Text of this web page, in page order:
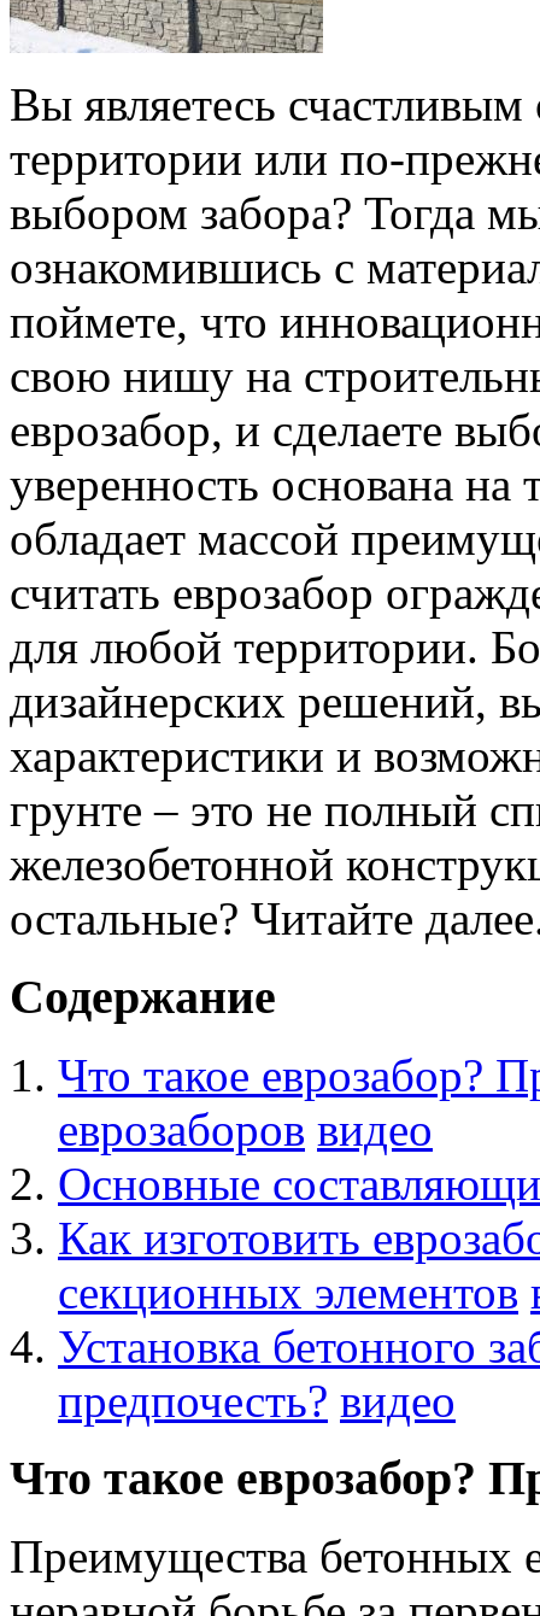
Вы являетесь счастливым
территории или по-
выбором забора? Тогда
ознакомившись с
поймете, что
свою нишу на
еврозабор, и сделаете
уверенность основана
обладает массой
считать еврозабор
для любой территории.
дизайнерских решений,
характеристики и
грунте – это не полный
железобетонной
остальные? Читайте
Содержание
Что такое еврозабор?
еврозаборов видео
Основные
Как изготовить
секционных элементов
Установка бетонного
предпочесть? видео
Что такое еврозабор?
Преимущества бетонных